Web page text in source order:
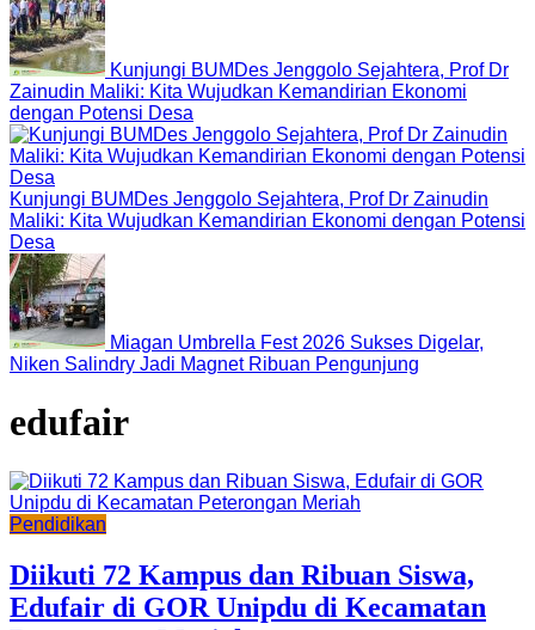
Kunjungi BUMDes Jenggolo Sejahtera, Prof Dr
Zainudin Maliki: Kita Wujudkan Kemandirian Ekonomi
dengan Potensi Desa
Kunjungi BUMDes Jenggolo Sejahtera, Prof Dr Zainudin
Maliki: Kita Wujudkan Kemandirian Ekonomi dengan Potensi
Desa
Miagan Umbrella Fest 2026 Sukses Digelar,
Niken Salindry Jadi Magnet Ribuan Pengunjung
edufair
Pendidikan
Diikuti 72 Kampus dan Ribuan Siswa,
Edufair di GOR Unipdu di Kecamatan